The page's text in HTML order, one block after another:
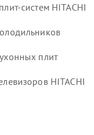
систем HITACHI
плит
HITACHI